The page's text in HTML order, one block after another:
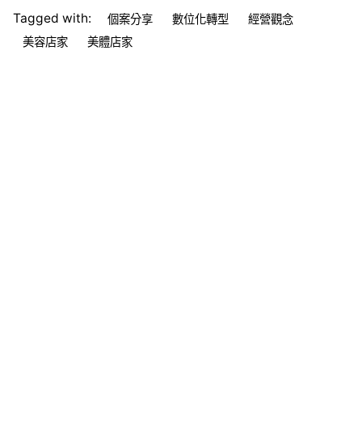
Tagged with: 個案分享 數位化轉型
經營觀念
美容店家
美體店家